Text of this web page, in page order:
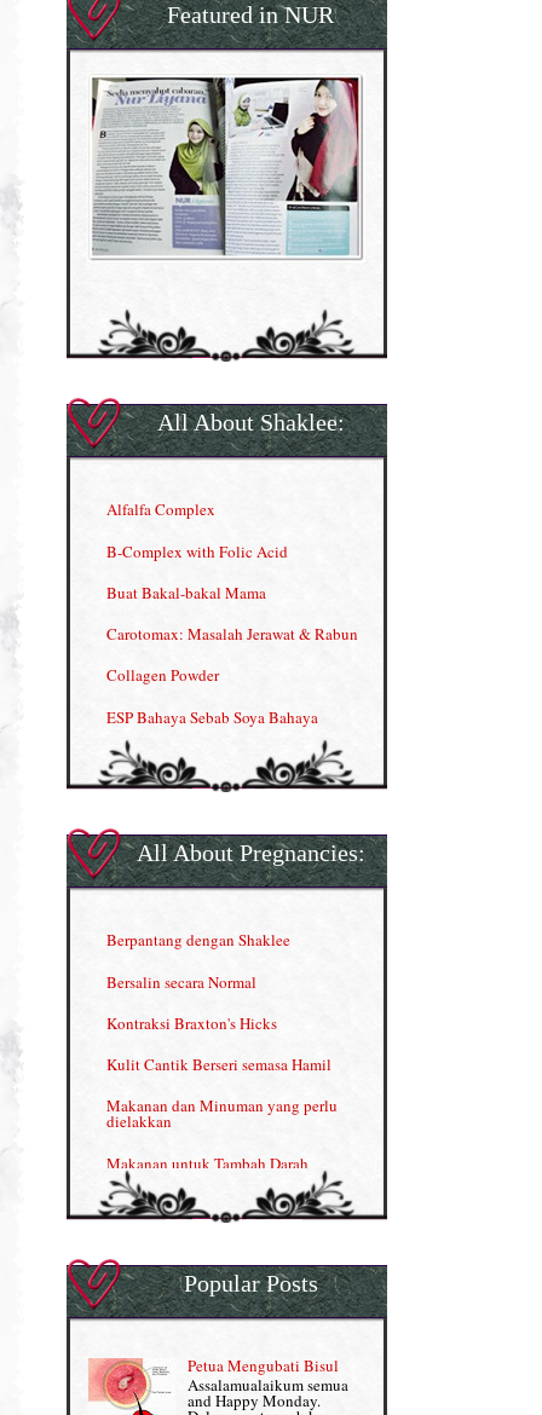
Featured in NUR
All About Shaklee:
Alfalfa Complex
B-Complex with Folic Acid
Buat Bakal-bakal Mama
Carotomax: Masalah Jerawat & Rabun
Collagen Powder
ESP Bahaya Sebab Soya Bahaya
ESP Produk Shaklee Paling HOT
Gla Complex (II)
Herbal Blend the Magic Cream
Nutrisi untuk Ikhtiar Hamil
OMEGA GUARD
Omega Guard: EPA & DHA for kids
OSTEMATRIX
Pantang Larang dalam Pengambilan
Vitamin
Penjagaan Rambut: Prosante Hair Care
Persediaan Haji & Umrah
All About Pregnancies:
Berpantang dengan Shaklee
Bersalin secara Normal
Kontraksi Braxton's Hicks
Kulit Cantik Berseri semasa Hamil
Makanan dan Minuman yang perlu
dielakkan
Makanan untuk Tambah Darah
Masalah HB rendah?
Normal VS Czer
Pemakanan Semasa Hamil
Penyusuan Bayi
Popular Posts
Petua Mengubati Bisul
Assalamualaikum semua
and Happy Monday.